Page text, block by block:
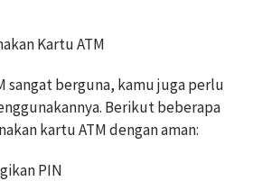
Kartu ATM
sangat berguna, kamu juga perlu
Berikut beberapa
kartu ATM dengan aman:
PIN